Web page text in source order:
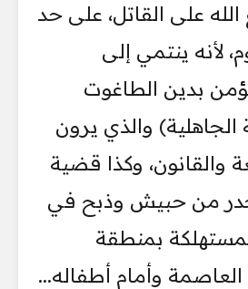
على القاتل، على حد
لأنه ينتمي إلى
بدين الطاغوت
الجاهلية) والذي يرون
والقانون، وكذا قضية
من حبيش وذبح في
بمنطقة
العاصمة وأمام أطفاله...